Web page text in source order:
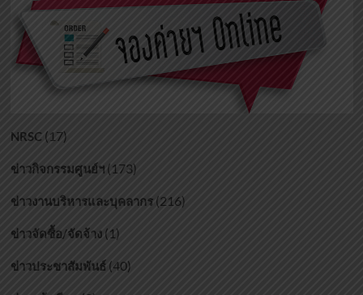
NRSC(17)
ข่าวกิจกรรมศูนย์ฯ(173)
ข่าวงานบริหารและบุคลากร(216)
ข่าวจัดซื้อ/จัดจ้าง(1)
ข่าวประชาสัมพันธ์(40)